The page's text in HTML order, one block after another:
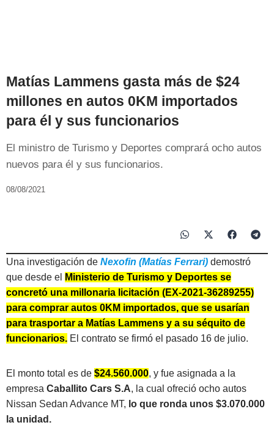
Matías Lammens gasta más de $24
millones en autos 0KM importados
para él y sus funcionarios
El ministro de Turismo y Deportes comprará ocho autos
nuevos para él y sus funcionarios.
08/08/2021
Una investigación de Nexofin (Matías Ferrari) demostró
que desde el
Ministerio de Turismo y Deportes se
concretó una millonaria licitación (EX-2021-36289255)
para comprar autos 0KM importados, que se usarían
para trasportar a Matías Lammens y a su séquito de
funcionarios. El contrato se firmó el pasado 16 de julio.
El monto total es de $24.560.000, y fue asignada a la
empresa Caballito Cars S.A, la cual ofreció ocho autos
Nissan Sedan Advance MT, lo que ronda unos $3.070.000
la unidad.